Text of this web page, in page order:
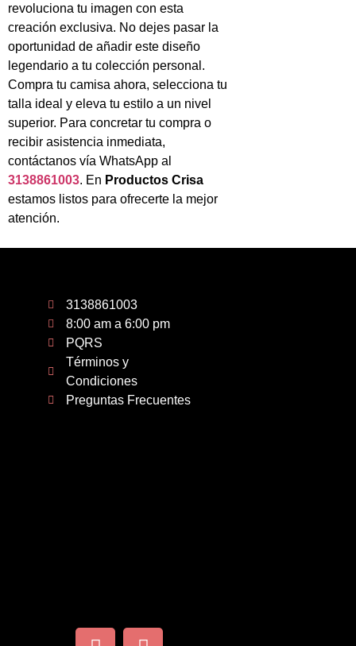
revoluciona tu imagen con esta
creación exclusiva. No dejes pasar la
oportunidad de añadir este diseño
legendario a tu colección personal.
Compra tu camisa ahora, selecciona tu
talla ideal y eleva tu estilo a un nivel
superior. Para concretar tu compra o
recibir asistencia inmediata,
contáctanos vía WhatsApp al
3138861003. En Productos Crisa
estamos listos para ofrecerte la mejor
atención.
3138861003
8:00 am a 6:00 pm
PQRS
Términos y
Condiciones
Preguntas Frecuentes